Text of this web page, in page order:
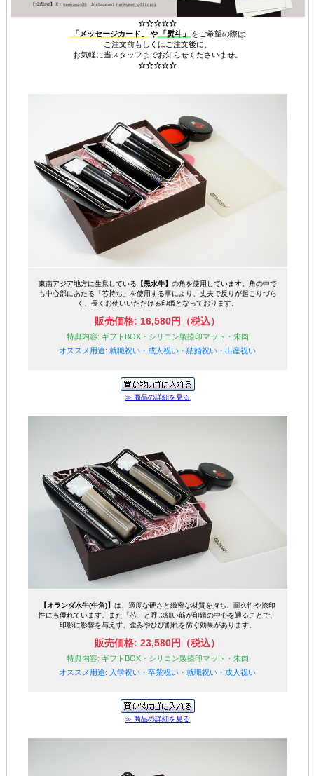
☆☆☆☆☆
「メッセージカード」
や 「熨斗」
をご希望の際は
ご注文前もしくはご注文後に、
お気軽に当スタッフまでお知らせくださいませ。
☆☆☆☆☆
東南アジア地方に生息している 【黒水牛】 の角を使用しています。角の中で
も中心部にあたる「芯持ち」を使用する事により、丈夫で反りが起こりづら
く、長くお使いいただける印鑑となっております。
販売価格: 16,580円（税込）
特典内容: ギフトBOX・シリコン製捺印マット・朱肉
オススメ用途: 就職祝い・成人祝い・結婚祝い・出産祝い
≫ 商品の詳細を見る
【オランダ水牛(牛角)】 は、適度な硬さと緻密な材質を持ち、耐久性や捺印
性にも優れています。また「芯」と呼ぶ細い筋が印鑑の中心を通ることで、
印影に影響を与えず、歪みやひび割れを防ぐ効果があります。
販売価格: 23,580円（税込）
特典内容: ギフトBOX・シリコン製捺印マット・朱肉
オススメ用途: 入学祝い・卒業祝い・就職祝い・成人祝い
≫ 商品の詳細を見る